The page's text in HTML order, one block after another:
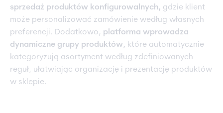
sprzedaż produktów konfigurowalnych, gdzie klient
może personalizować zamówienie według własnych
preferencji. Dodatkowo, platforma wprowadza
dynamiczne grupy produktów, które automatycznie
kategoryzują asortyment według zdefiniowanych
reguł, ułatwiając organizację i prezentację produktów
w sklepie.